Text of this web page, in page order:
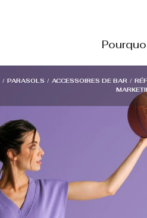
/ PARASOLS / ACCESSOIRES DE BAR /